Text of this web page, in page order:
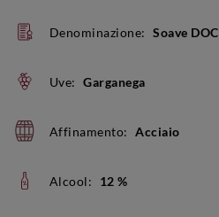
Denominazione: Soave DOC
Uve: Garganega
Affinamento: Acciaio
Alcool: 12 %